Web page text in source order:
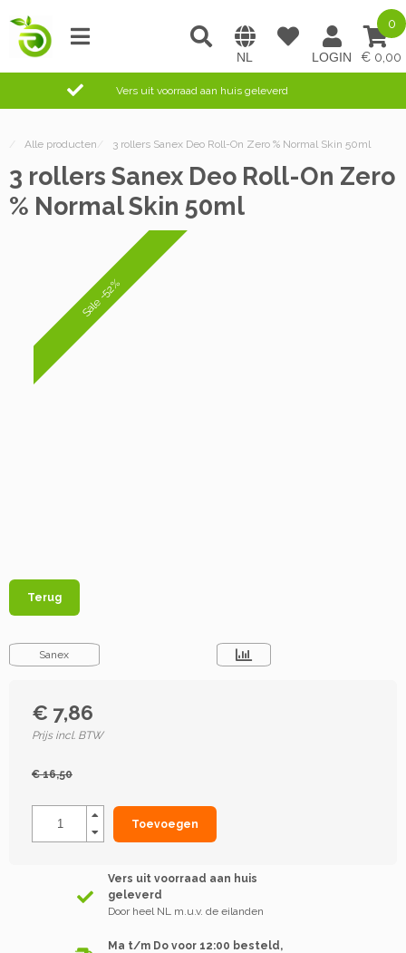
0,00
0
Vers uit voorraad aan huis geleverd
/ Alle producten / 3 rollers Sanex Deo Roll-On Zero % Normal Skin 50ml
3 rollers Sanex Deo Roll-On Zero
% Normal Skin 50ml
Sale -52%
Terug
Sanex
€ 7,86
Prijs incl. BTW
€ 16,50
Toevoegen
Vers uit voorraad aan huis
geleverd
Door heel NL m.u.v. de eilanden
Ma t/m Do voor 12:00 besteld,